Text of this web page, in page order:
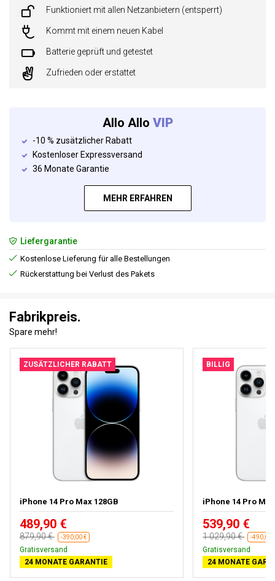
Funktioniert mit allen Netzanbietern (entsperrt)
Kommt mit einem neuen Kabel
Batterie geprüft und getestet
Zufrieden oder erstattet
Allo Allo VIP
-10 % zusätzlicher Rabatt
Kostenloser Expressversand
36 Monate Garantie
MEHR ERFAHREN
Liefergarantie
Kostenlose Lieferung für alle Bestellungen
Rückerstattung bei Verlust des Pakets
Fabrikpreis.
Spare mehr!
ZUSÄTZLICHER RABATT
iPhone 14 Pro Max 128GB
489,90 €
879,90 € -390,00 €
Gratisversand
24 MONATE GARANTIE
BILLIG
iPhone 14 Pro
539,90 €
1 029,90 € -490,00
Gratisversand
24 MONATE